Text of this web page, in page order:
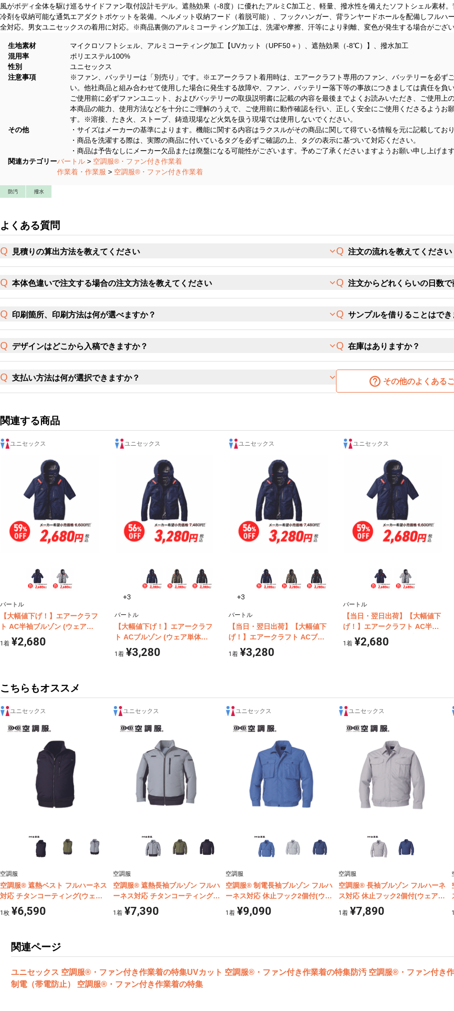
風がボディ全体を駆け巡るサイドファン取付設計モデル。遮熱効果（-8度）に優れたアルミC加工と、軽量、撥水性を備えたソフトシェル素材
冷剤を収納可能な通気エアダクトポケットを装備。ヘルメット収納フード（着脱可能）、フックハンガー、背ランヤードホールを配備しフルハ
全対応。男女ユニセックスの着用に対応。※商品裏側のアルミコーティング加工は、洗濯や摩擦、汗等により剥離、変色が発生する場合がござい
防汚 撥水
生地素材
マイクロソフトシェル、アルミコーティング加工【UVカット（UPF50＋）、遮熱効果（-8℃）】、撥水加工
混用率
ポリエステル100%
性別
ユニセックス
注意事項
※ファン、バッテリーは「別売り」です。※エアークラフト着用時は、エアークラフト専用のファン、バッテリーを必ず
い。他社商品と組み合わせて使用した場合に発生する故障や、ファン、バッテリー落下等の事故につきましては責任を負
ご使用前に必ずファンユニット、およびバッテリーの取扱説明書に記載の内容を最後までよくお読みいただき、ご使用上の
本商品の能力、使用方法などを十分にご理解のうえで、ご使用前に動作確認を行い、正しく安全にご使用くださるようお
す。※溶接、たき火、ストーブ、鋳造現場など火気を扱う現場では使用しないでください。
その他
・サイズはメーカーの基準によります。機能に関する内容はラクスルがその商品に関して得ている情報を元に記載しており
・商品を洗濯する際は、実際の商品に付いているタグを必ずご確認の上、タグの表示に基づいて対応ください。
・商品は予告なしにメーカー欠品または廃盤になる可能性がございます。予めご了承くださいますようお願い申し上げます
関連カテゴリーバートル > 空調服®・ファン付き作業着
作業着・作業服 > 空調服®・ファン付き作業着
よくある質問
見積りの算出方法を教えてください
本体色違いで注文する場合の注文方法を教えてください
印刷箇所、印刷方法は何が選べますか？
デザインはどこから入稿できますか？
支払い方法は何が選択できますか？
注文の流れを教えてください
注文からどれくらいの日数
サンプルを借りることはでき
在庫はありますか？
その他のよくある
関連する商品
ユニセックス
バートル
【大幅値下げ！】エアークラフ
ト AC半袖ブルゾン (ウェア単
体商品) バートル AC2066
1 着 ¥2,680
ユニセックス
+3
バートル
【大幅値下げ！】エアークラフ
ト ACブルゾン (ウェア単体商
品) バートル AC2061
1 着 ¥3,280
ユニセックス
+3
バートル
【当日・翌日出荷】【大幅値下
げ！】エアークラフト ACブル
ゾン (ウェア単体商品) バートル
AC2061
1着 ¥3,280
ユニセックス
バートル
【当日・翌日出荷】【大幅値下
げ！】エアークラフト AC半袖
ブルゾン (ウェア単体商品) バー
トル AC2066
1 着 ¥2,680
こちらもオススメ
ユニセックス
空調服
空調服® 遮熱ベスト フルハーネス
対応 チタンコーティング(ウェア
単体商品) KU92120
1 枚 ¥6,590
ユニセックス
空調服
空調服® 遮熱長袖ブルゾン フルハ
ーネス対応 チタンコーティング
(ウェア単体商品) KU92110
1 着 ¥7,390
ユニセックス
空調服
空調服® 制電長袖ブルゾン フルハ
ーネス対応 休止フック2個付(ウェ
ア単体商品) KU92100
1着 ¥9,090
ユニセックス
空調服
空調服® 長袖ブルゾン フルハーネ
ス対応 休止フック2個付(ウェア単
体商品) KU9055F
1 着 ¥7,890 1
関連ページ
ユニセックス 空調服®・ファン付き作業着の特集UVカット 空調服®・ファン付き作業着の特集防汚 空調服®・ファン付き
制電（帯電防止） 空調服®・ファン付き作業着の特集